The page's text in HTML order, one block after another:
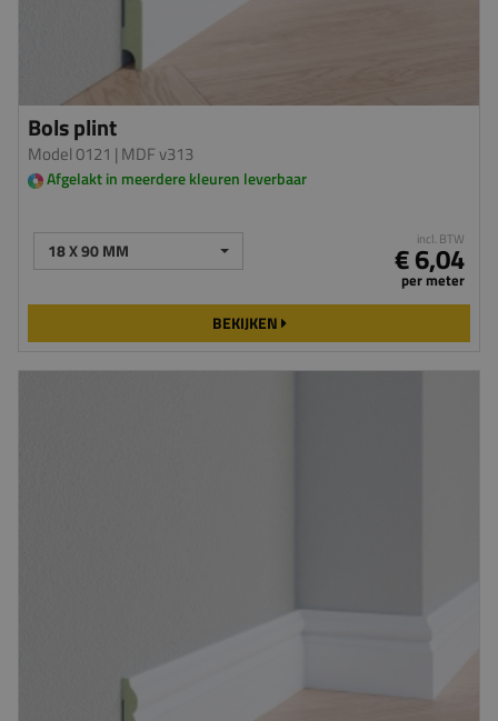
Bols plint
Model 0121 | MDF v313
Afgelakt in meerdere kleuren leverbaar
18 X 90 MM incl. BTW
€ 6,04
per meter
BEKIJKEN